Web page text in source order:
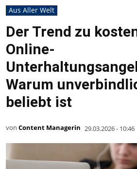
Aus Aller Welt
Der Trend zu
Online-
Warum
beliebt ist
von Content Managerin 29.03.2026 - 10:46